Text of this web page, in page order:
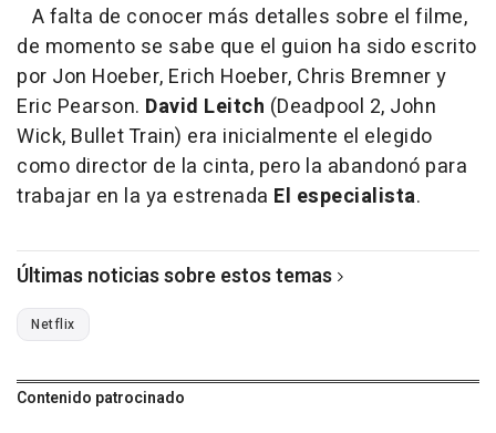
A falta de conocer más detalles sobre el filme,
de momento se sabe que el guion ha sido escrito
por Jon Hoeber, Erich Hoeber, Chris Bremner y
Eric Pearson. David Leitch (Deadpool 2, John
Wick, Bullet Train) era inicialmente el elegido
como director de la cinta, pero la abandonó para
trabajar en la ya estrenada El especialista.
Últimas noticias sobre estos temas
Netflix
Contenido patrocinado